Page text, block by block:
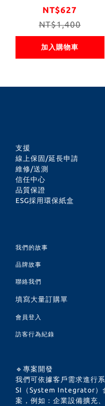
PCI-E 延長線 Mini
PCI-E WIFI 網卡轉
接板
NT$627
NT$1,400
加入購物車
支援
線上保固/延長申請
維修/送測
信任中心
品質保證
ESG採用環保紙盒
我們的故事
品牌故事
聯絡我們
填寫大量訂購單
會員登入
訪客行為紀錄
🔹專案開發
我們可依據客戶需求進行
SI（System Integrator）
案，例如：企業設備擴充